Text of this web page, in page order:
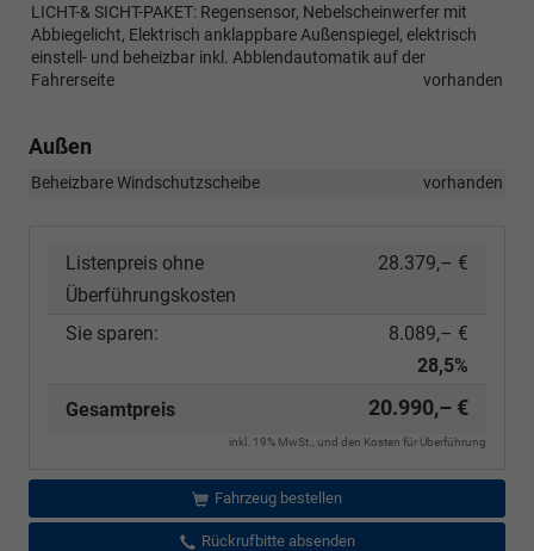
LICHT-& SICHT-PAKET: Regensensor, Nebelscheinwerfer mit
Abbiegelicht, Elektrisch anklappbare Außenspiegel, elektrisch
einstell- und beheizbar inkl. Abblendautomatik auf der
Fahrerseite
vorhanden
Außen
Beheizbare Windschutzscheibe vorhanden
Listenpreis ohne
Überführungskosten
28.379,– €
Sie sparen:
8.089,– €
28,5%
Gesamtpreis
20.990,– €
inkl. 19% MwSt., und den Kosten für Überführung
Fahrzeug bestellen
Rückrufbitte absenden